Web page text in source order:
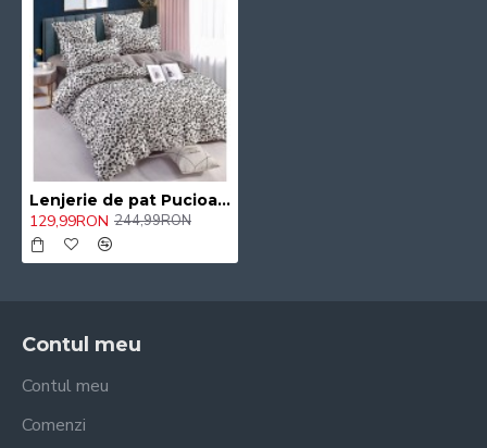
Lenjerie de pat Pucioasa, cearceaf cu Elastic , 6 Piese , bumbac finet ,2 persoane 20/CVD
129,99RON 244,99RON
Contul meu
Contul meu
Comenzi